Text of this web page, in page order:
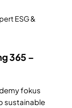
ESG &
365 –
fokus
sustainable